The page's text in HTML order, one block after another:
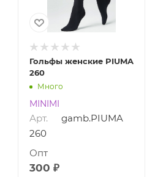
Гольфы женские PIUMA
260
Много
MINIMI
Арт.
gamb.PIUMA
260
300 ₽
Опт